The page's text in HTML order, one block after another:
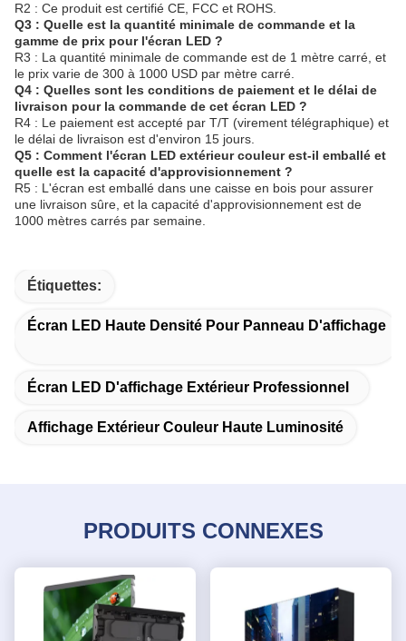
R2 : Ce produit est certifié CE, FCC et ROHS.
Q3 : Quelle est la quantité minimale de commande et la
gamme de prix pour l'écran LED ?
R3 : La quantité minimale de commande est de 1 mètre carré, et
le prix varie de 300 à 1000 USD par mètre carré.
Q4 : Quelles sont les conditions de paiement et le délai de
livraison pour la commande de cet écran LED ?
R4 : Le paiement est accepté par T/T (virement télégraphique) et
le délai de livraison est d'environ 15 jours.
Q5 : Comment l'écran LED extérieur couleur est-il emballé et
quelle est la capacité d'approvisionnement ?
R5 : L'écran est emballé dans une caisse en bois pour assurer
une livraison sûre, et la capacité d'approvisionnement est de
1000 mètres carrés par semaine.
Étiquettes:
Écran LED Haute Densité Pour Panneau D'affichage
Écran LED D'affichage Extérieur Professionnel
Affichage Extérieur Couleur Haute Luminosité
PRODUITS CONNEXES